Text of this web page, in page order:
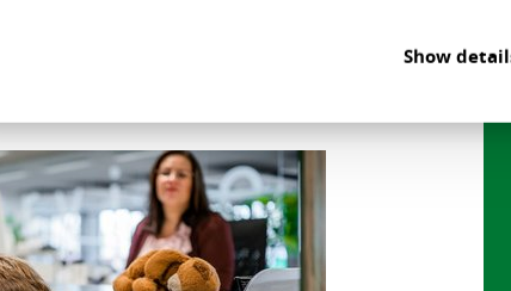
Show
veranderende behoeften van
jouw dienstverlening steeds
maken? Dat lees je in ons